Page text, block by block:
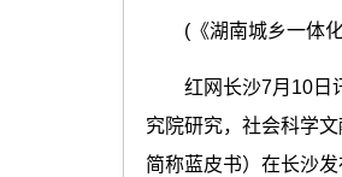
(《湖南城乡一体化
红网长沙7月10日讯
究院研究，社会科学
简称蓝皮书）在长沙